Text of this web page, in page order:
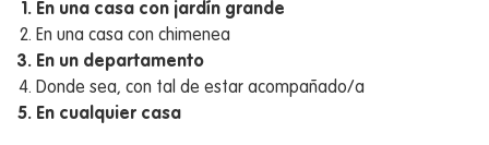
En una casa con jardín grande
En una casa con chimenea
En un departamento
Donde sea, con tal de estar acompañado/a
En cualquier casa